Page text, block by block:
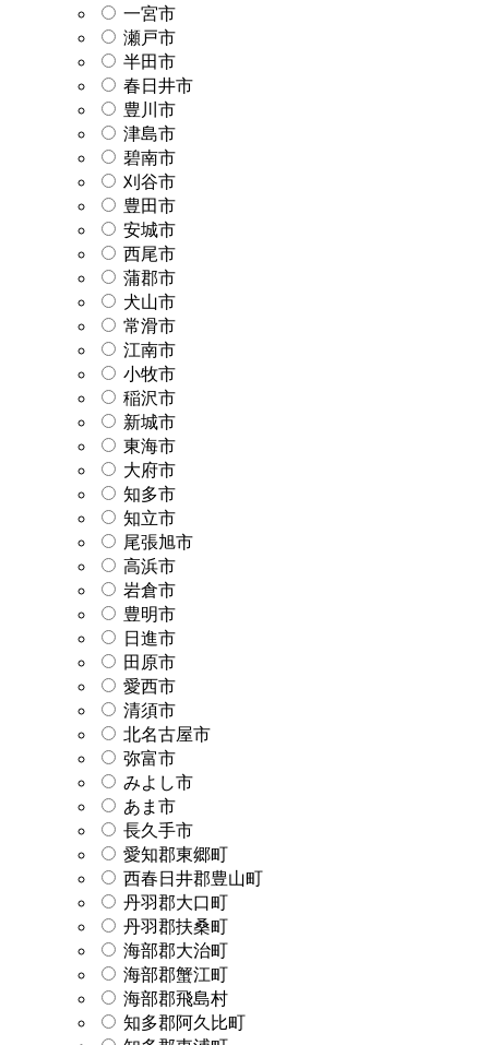
一宮市
瀬戸市
半田市
春日井市
豊川市
津島市
碧南市
刈谷市
豊田市
安城市
西尾市
蒲郡市
犬山市
常滑市
江南市
小牧市
稲沢市
新城市
東海市
大府市
知多市
知立市
尾張旭市
高浜市
岩倉市
豊明市
日進市
田原市
愛西市
清須市
北名古屋市
弥富市
みよし市
あま市
長久手市
愛知郡東郷町
西春日井郡豊山町
丹羽郡大口町
丹羽郡扶桑町
海部郡大治町
海部郡蟹江町
海部郡飛島村
知多郡阿久比町